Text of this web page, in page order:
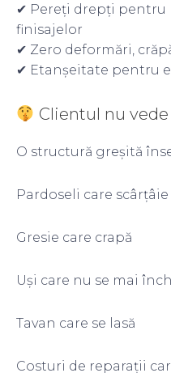
✔ Pereți drepți pentru
finisajelor
✔ Zero deformări,
✔ Etanșeitate pentru
Clientul nu
O structură greșită
Pardoseli care scârțâie
Gresie care crapă
Uși care nu se mai
Tavan care se lasă
Costuri de reparații